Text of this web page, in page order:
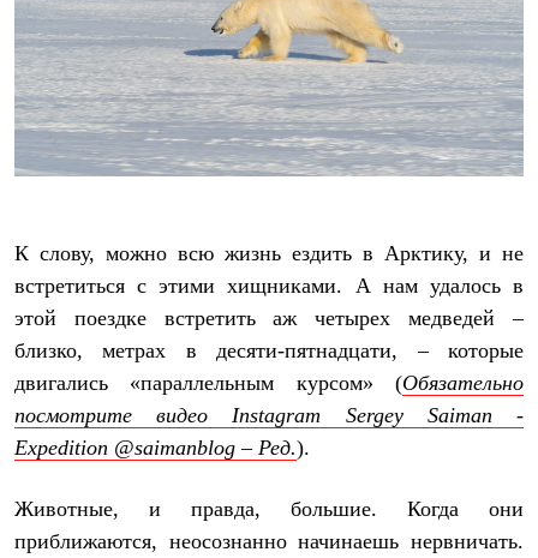
К слову, можно всю жизнь ездить в Арктику, и не
встретиться с этими хищниками. А нам удалось в
этой поездке встретить аж четырех медведей –
близко, метрах в десяти-пятнадцати, – которые
двигались «параллельным курсом» (Обязательно
посмотрите видео Instagram Sergey Saiman -
Expedition @saimanblog – Ред.).
Животные, и правда, большие. Когда они
приближаются, неосознанно начинаешь нервничать.